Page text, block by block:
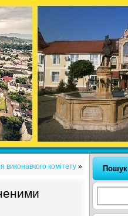
виконавчого комітету » Пошук